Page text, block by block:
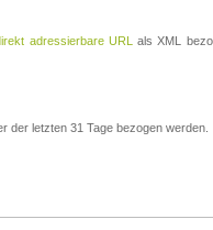
adressierbare URL
als XML
der letzten 31 Tage bezogen werden.